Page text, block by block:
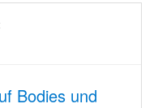
Bodies und